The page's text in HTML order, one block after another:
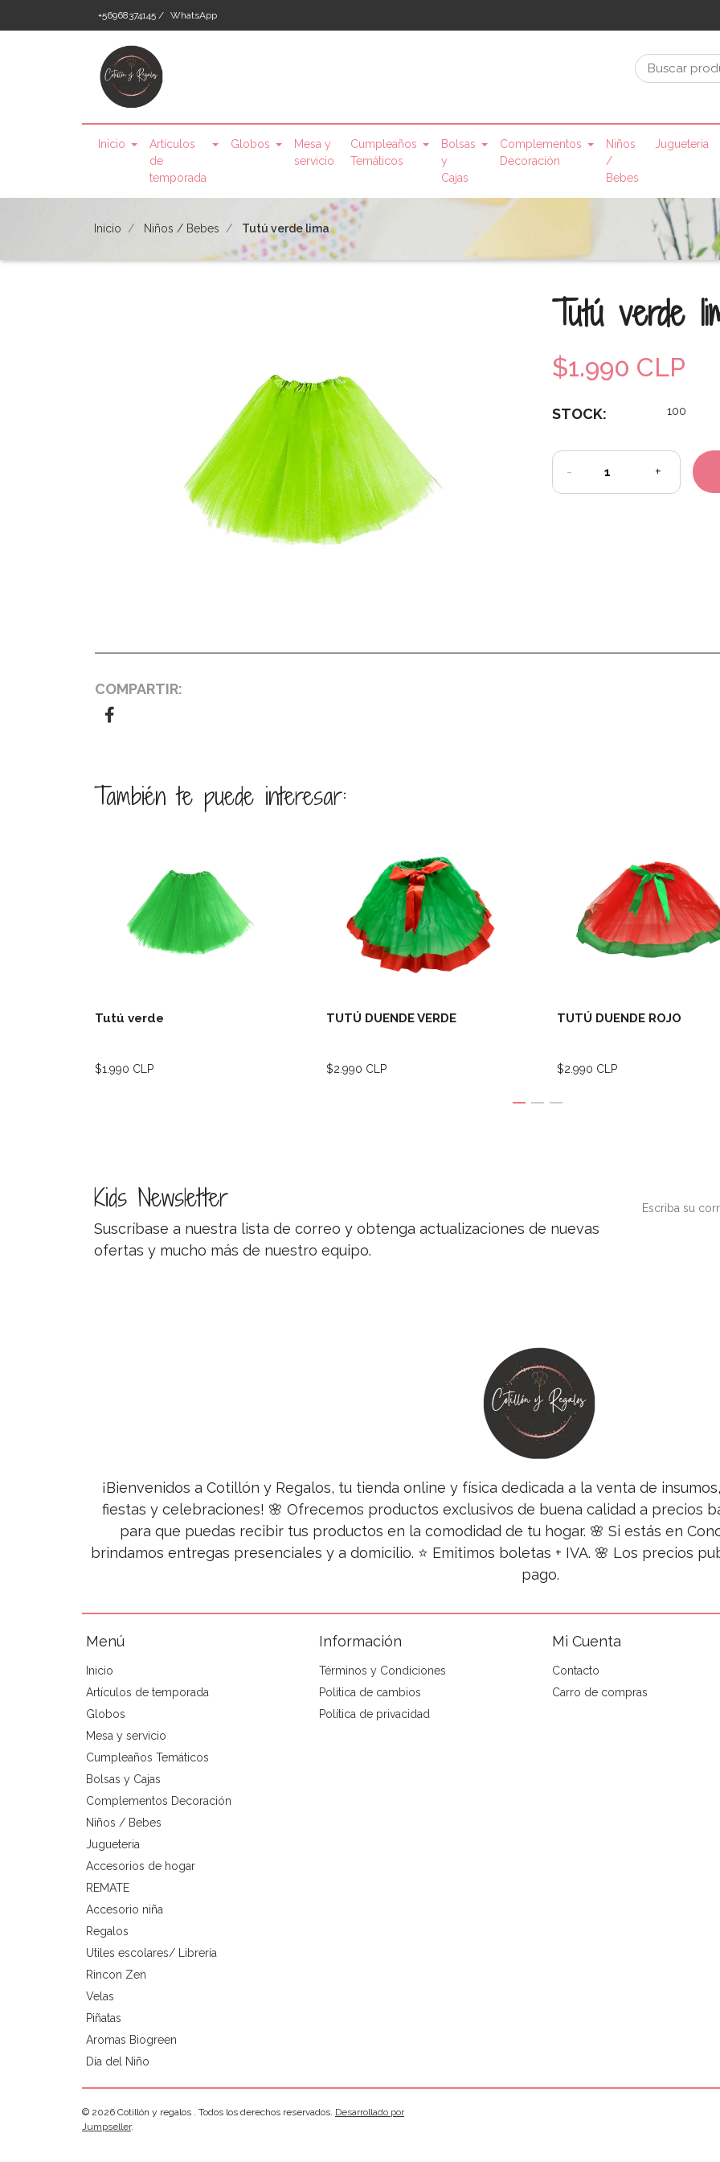
+56968374145 / WhatsApp
Inicio
Artículos
de
temporada
Globos
Mesa y
servicio
Cumpleaños
Temáticos
Bolsas
y
Cajas
Complementos
Decoración
Niños
/
Bebes
Jugueteria
Inicio Niños / Bebes Tutú verde lima
Tutú verde
$1.990 CLP
STOCK: 100
- +
COMPARTIR:
También te puede interesar:
Tutú verde
Ver detalles
$1.990 CLP
TUTÚ DUENDE VERDE
Ver detalles
$2.990 CLP
TUTÚ DUENDE ROJO
Ver
$2.990 CLP
Kids Newsletter
Suscríbase a nuestra lista de correo y obtenga actualizaciones de nuevas
ofertas y mucho más de nuestro equipo.
¡Bienvenidos a Cotillón y Regalos, tu tienda online y física dedicada a la venta de
fiestas y celebraciones! 🌸 Ofrecemos productos exclusivos de buena calidad a precios
para que puedas recibir tus productos en la comodidad de tu hogar. 🌸 Si estás en
brindamos entregas presenciales y a domicilio. ⭐ Emitimos boletas + IVA. 🌸 Los precios
pago.
Menú
Inicio
Artículos de temporada
Globos
Mesa y servicio
Cumpleaños Temáticos
Bolsas y Cajas
Complementos Decoración
Niños / Bebes
Jugueteria
Accesorios de hogar
REMATE
Accesorio niña
Regalos
Utiles escolares/ Librería
Rincon Zen
Velas
Piñatas
Aromas Biogreen
Día del Niño
Información
Términos y Condiciones
Política de cambios
Política de privacidad
Mi Cuenta
Contacto
Carro de compras
© 2026 Cotillón y regalos . Todos los derechos reservados. Desarrollado por
Jumpseller.